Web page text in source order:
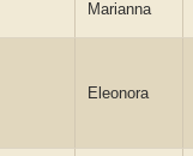
Marianna
Eleonora